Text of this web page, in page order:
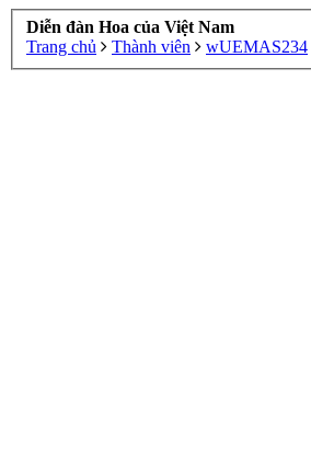
Diễn đàn Hoa của Việt Nam
Trang chủ
Thành viên wUEMAS234